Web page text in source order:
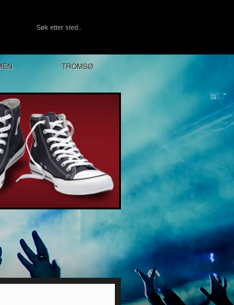
TROMSØ